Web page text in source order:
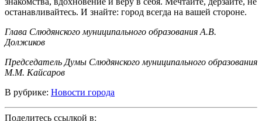
останавливайтесь. И знайте: город всегда на вашей стороне.
Глава Слюдянского муниципального образования А.В.
Должиков
Председатель Думы Слюдянского муниципального образования
М.М. Кайсаров
В рубрике: Новости города
Поделитесь ссылкой в: